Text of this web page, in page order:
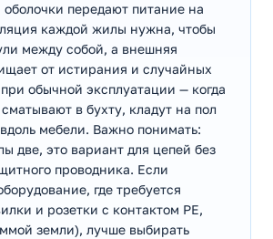
передают питание на
каждой жилы нужна, чтобы
между собой, а внешняя
от истирания и случайных
обычной эксплуатации — когда
в бухту, кладут на пол
мебели. Важно понимать:
две, это вариант для цепей без
проводника. Если
где требуется
и розетки с контактом PE,
земли), лучше выбирать